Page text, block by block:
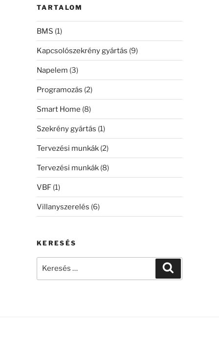
TARTALOM
BMS (1)
Kapcsolószekrény gyártás (9)
Napelem (3)
Programozás (2)
Smart Home (8)
Szekrény gyártás (1)
Tervezési munkák(2)
Tervezési munkák(8)
VBF(1)
Villanyszerelés (6)
KERESÉS